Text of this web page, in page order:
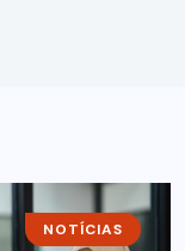
NOTÍCIAS